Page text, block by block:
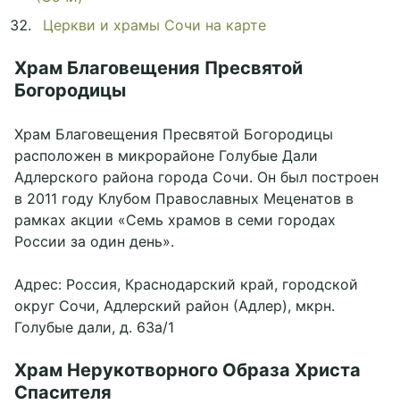
Церкви и храмы Сочи на карте
Храм Благовещения Пресвятой
Богородицы
Храм Благовещения Пресвятой Богородицы
расположен в микрорайоне Голубые Дали
Адлерского района города Сочи. Он был построен
в 2011 году Клубом Православных Меценатов в
рамках акции «Семь храмов в семи городах
России за один день».
Адрес: Россия, Краснодарский край, городской
округ Сочи, Адлерский район (Адлер), мкрн.
Голубые дали, д. 63а/1
Храм Нерукотворного Образа Христа
Спасителя